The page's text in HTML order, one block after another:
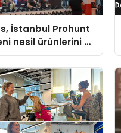
İstanbul Prohunt
nesil ürünlerini ve
vizyonunu